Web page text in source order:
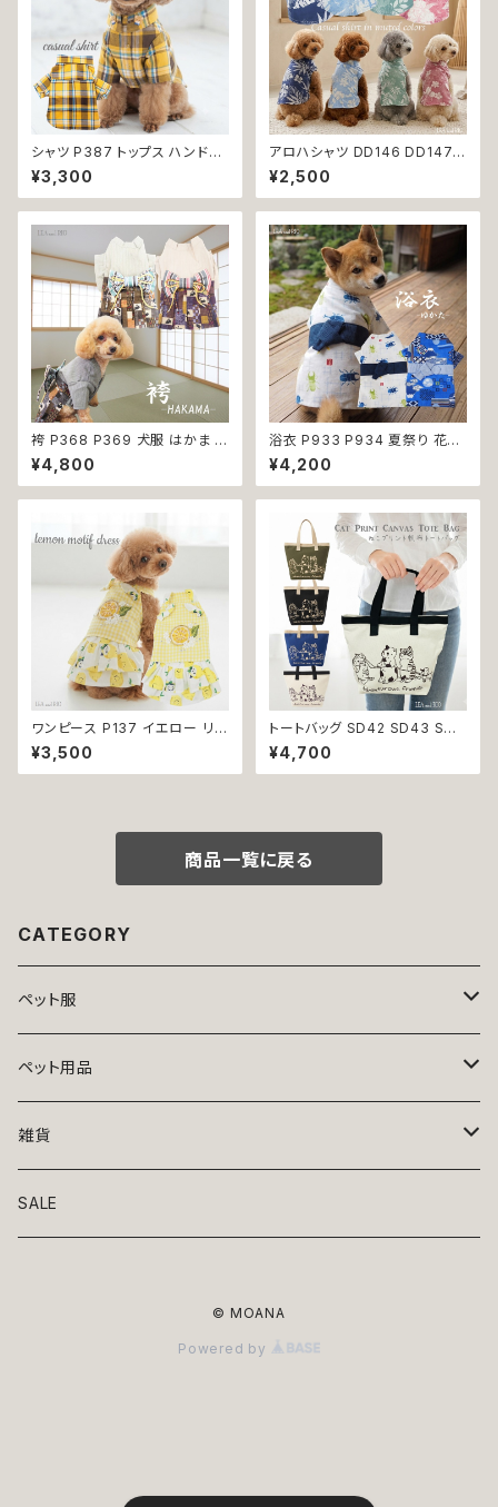
シャツ P387 トップス ハンドメ
イド チェック柄 イエロー 熊 ド
ッグウェア 春夏 ドッグウエア ド
ッグ ウェア 犬 猫 ペット 服 犬服
服 女の子 男の子 小型 おしゃれ
かわいい 送料無料 返品交換不
¥3,300
アロハシャツ DD146 DD147
DD148 DD149 アロハ トップス
シャツ ヤシの木 ハイビスカス
花柄 小型 中型 犬 犬服 猫 猫服
og おしゃれ かわいい 返品交換
不可
¥2,500
袴 P368 P369 犬服 はかま イ
エロー パープル 和柄 うさぎ リ
ボントップス ボトムス ドッグウェ
ア ドッグ ウェア ドッグウエア 犬
無料 返品交換不可
¥4,800
浴衣 P933 P934 夏祭り 花火
大会 富士山 カブトムシ クワガ
タ 昆虫柄 和装 和柄 古風 伝統
日本 夏 ハンドメイド ドッグウエ
型犬 犬 猫 ペット 服 犬服 犬の
服 犬洋服 犬の洋服 洋服 おしゃ
れ かわいい 可愛い 返品交換不
¥4,200
ワンピース P137 イエロー リボ
ン 夏用 ハンドメイド 夏服 おし
ゃれ かわいい ガーリー キュート
レモン lemon 黄色 チェック フ
猫服 ペット 洋服 小型犬 ワンち
¥3,500
トートバッグ SD42 SD43 SD4
4 SD45 キャンバスバッグ 帆布
バッグ エコバッグ ランチバッグ
サブバッグ 猫 猫グッズ ネコ雑貨
¥4,700
商品一覧に戻る
CATEGORY
ペット服
トップス
ニット
アロハ
ボトムス
ワンピース
ペット用品
ベッド
リード・首輪
雑貨
アート
SALE
© MOANA
Powered by